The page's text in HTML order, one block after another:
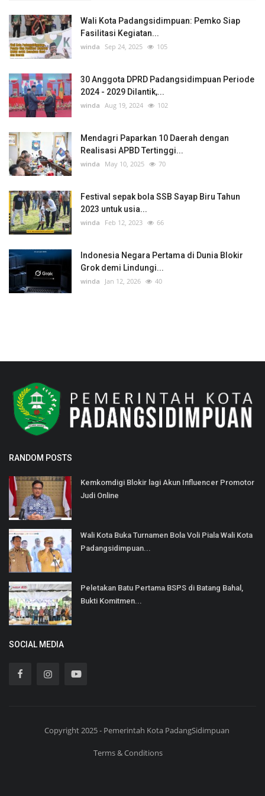
Wali Kota Padangsidimpuan: Pemko Siap
Fasilitasi Kegiatan...
winda Sep 24, 2025 105
30 Anggota DPRD Padangsidimpuan Periode
2024 - 2029 Dilantik,...
winda Aug 19, 2024 102
Mendagri Paparkan 10 Daerah dengan
Realisasi APBD Tertinggi...
winda May 10, 2025 70
Festival sepak bola SSB Sayap Biru Tahun
2023 untuk usia...
winda Feb 12, 2023 66
Indonesia Negara Pertama di Dunia Blokir
Grok demi Lindungi...
winda Jan 12, 2026 40
RANDOM POSTS
Kemkomdigi Blokir lagi Akun Influencer Promotor
Judi Online
Wali Kota Buka Turnamen Bola Voli Piala Wali Kota
Padangsidimpuan...
Peletakan Batu Pertama BSPS di Batang Bahal,
Bukti Komitmen...
SOCIAL MEDIA
Copyright 2025 - Pemerintah Kota PadangSidimpuan
Terms & Conditions